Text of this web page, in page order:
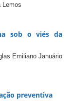
Lemos
sob o viés da
Emiliano Januário
preventiva